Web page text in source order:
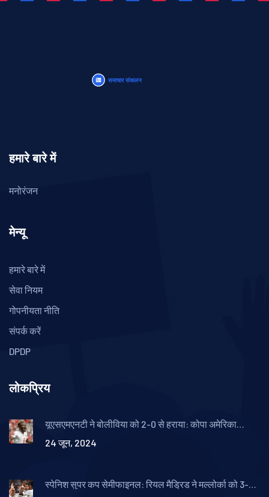
हमारे बारे में
मनोरंजन
मेन्यू
हमारे बारे में
सेवा नियम
गोपनीयता नीति
संपर्क करें
DPDP
लोकप्रिय
यूएसएमएनटी ने बोलीविया को 2-0 से हराया: कोपा अमेरिका
24 जून, 2024
स्पेनिश सुपर कप सेमीफाइनल: रियल मैड्रिड ने मल्लोर्का को 3-0